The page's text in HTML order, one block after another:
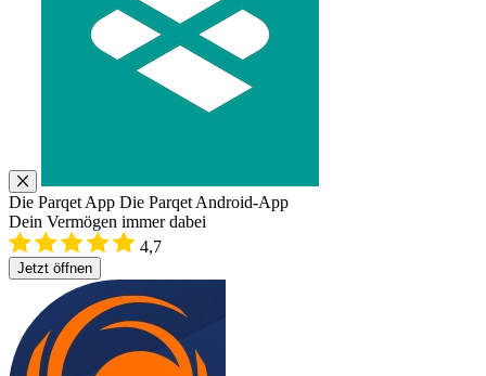
Die Parqet App Die Parqet Android-App
Dein Vermögen immer dabei
4,7
Jetzt öffnen